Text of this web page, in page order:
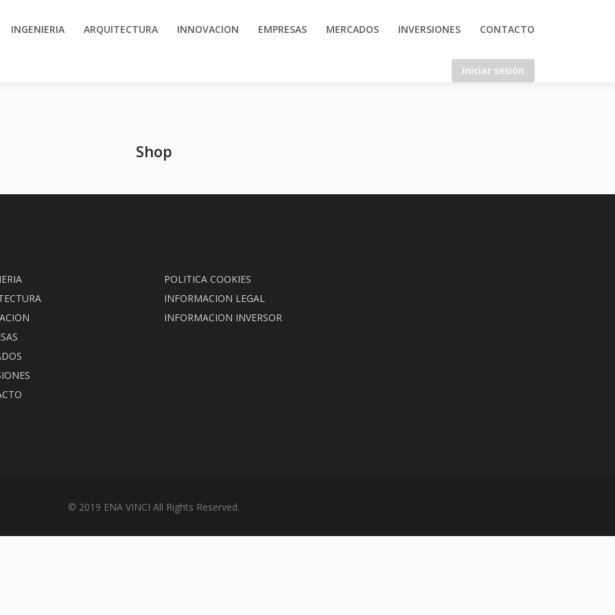
INGENIERIA ARQUITECTURA INNOVACION EMPRESAS MERCADOS INVERSIONES CONTACTO
Iniciar sesión
Shop
POLITICA COOKIES
INFORMACION LEGAL
INFORMACION INVERSOR
© 2019 ENA VINCI All Rights Reserved.